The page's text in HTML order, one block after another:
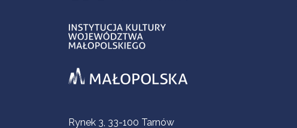
Informacje kontaktowe
Rynek 3, 33-100 Tarnów